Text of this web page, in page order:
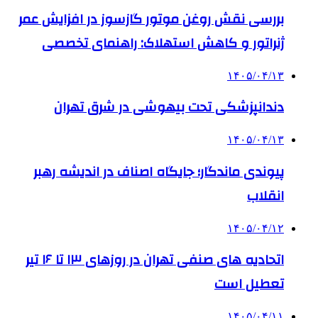
بررسی نقش روغن موتور گازسوز در افزایش عمر
ژنراتور و کاهش استهلاک: راهنمای تخصصی
۱۴۰۵/۰۴/۱۳
دندانپزشکی تحت بیهوشی در شرق تهران
۱۴۰۵/۰۴/۱۳
پیوندی ماندگار؛ جایگاه اصناف در اندیشه رهبر
انقلاب
۱۴۰۵/۰۴/۱۲
اتحادیه های صنفی تهران در روزهای ۱۳ تا ۱۶ تیر
تعطیل است